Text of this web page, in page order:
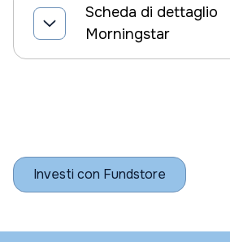
Scheda di dettaglio
Morningstar
Investi con Fundstore